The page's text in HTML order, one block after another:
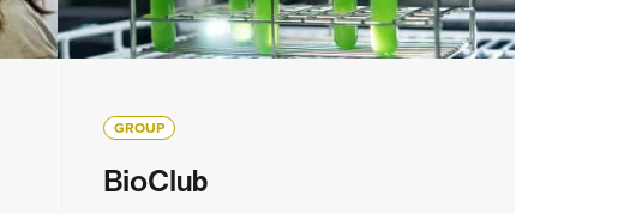
GROUP
BioClub